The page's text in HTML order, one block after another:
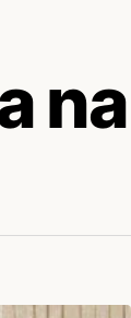
na